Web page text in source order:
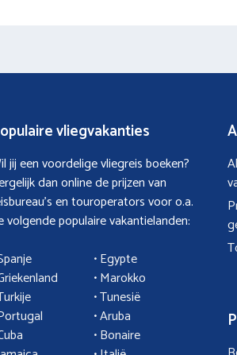
vliegvakanties
jij een voordelige vliegreis boeken?
dan online de prijzen van
en touroperators voor o.a.
volgende populaire vakantielanden:
• Egypte
•Marokko
• Tunesië
•Aruba
• Bonaire